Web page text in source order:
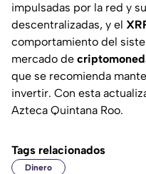
impulsadas por la red y
descentralizadas, y el
comportamiento del
mercado de
que se recomienda
invertir. Con esta
Azteca Quintana Roo.
Tags relacionados
Dinero